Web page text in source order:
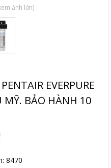
ảnh lớn)
EVERPURE
MỸ. BẢO HÀNH 10
8470